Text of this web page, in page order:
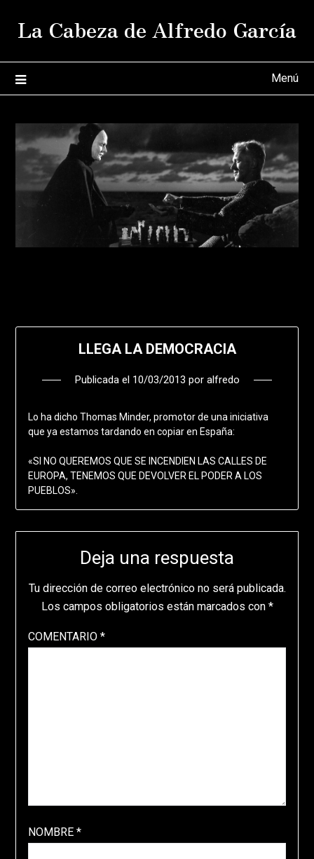
La Cabeza de Alfredo García
Menú
LLEGA LA DEMOCRACIA
Publicada el 10/03/2013 por alfredo
Lo ha dicho Thomas Minder, promotor de una iniciativa
que ya estamos tardando en copiar en España:
«SI NO QUEREMOS QUE SE INCENDIEN LAS CALLES DE
EUROPA, TENEMOS QUE DEVOLVER EL PODER A LOS
PUEBLOS».
Deja una respuesta
Tu dirección de correo electrónico no será publicada.
Los campos obligatorios están marcados con *
COMENTARIO *
NOMBRE *